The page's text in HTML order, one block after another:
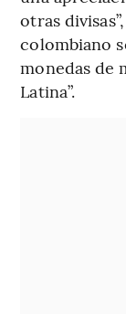
otras
colombiano
monedas de
Latina”.